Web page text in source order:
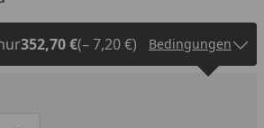
352,70 €(– 7,20 €) Bedingungen